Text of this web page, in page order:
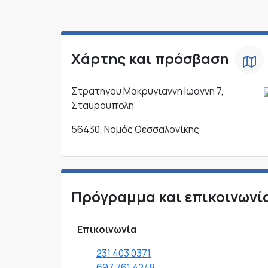
Χάρτης και πρόσβαση
Στρατηγου Μακρυγιαννη Ιωαννη 7,
Σταυρουπολη
56430, Νομός Θεσσαλονίκης
Πρόγραμμα και
Επικοινωνία
231 403 0371